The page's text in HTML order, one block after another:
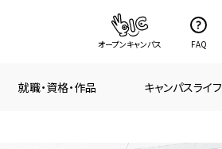
オープンキャンパス FAQ
就職・資格・作品 キャンパスライフ